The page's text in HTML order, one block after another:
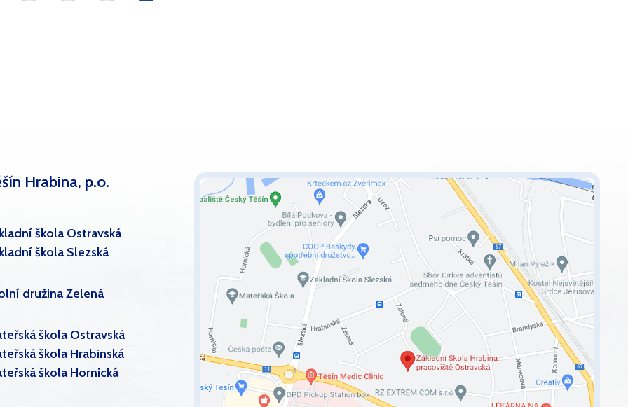
Hrabina, p.o.
škola Ostravská
škola Slezská
družina Zelená
škola Ostravská
škola Hrabinská
škola Hornická